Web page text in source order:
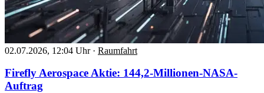
02.07.2026, 12:04 Uhr · Raumfahrt
Firefly Aerospace Aktie: 144,2-Millionen-NASA-
Auftrag